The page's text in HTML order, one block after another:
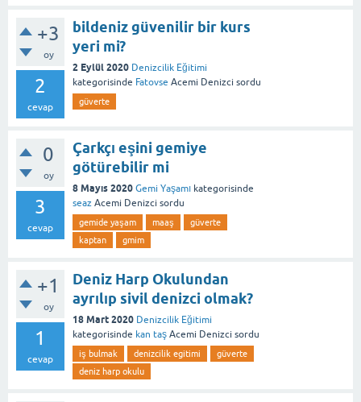
+3
oy
2
cevap
bildeniz güvenilir bir kurs
yeri mi?
2 Eylül 2020 Denizcilik Eğitimi
kategorisinde Fatovse Acemi Denizci sordu
güverte
0
oy
3
cevap
Çarkçı eşini gemiye
götürebilir mi
8 Mayıs 2020 Gemi Yaşamı kategorisinde
seaz Acemi Denizci sordu
gemide yaşam maaş
güverte
kaptan
gmim
+1
oy
1
cevap
Deniz Harp Okulundan
ayrılıp sivil denizci olmak?
18 Mart 2020 Denizcilik Eğitimi
kategorisinde kan taş Acemi Denizci sordu
iş bulmak denizcilik egitimi
güverte
deniz harp okulu